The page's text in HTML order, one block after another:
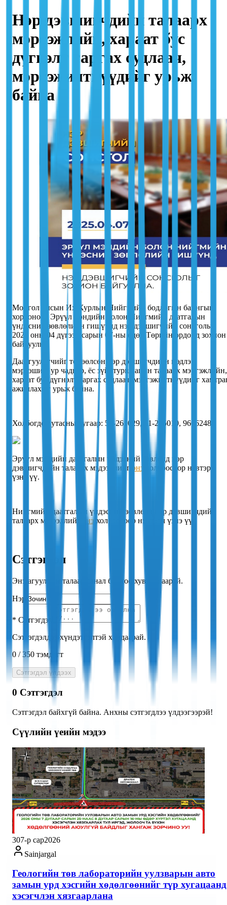
Нэр дэвшигчдийн талаарх
мэргэжлийн, хараат бус
дүгнэлт гаргах судлаач,
мэргэжилтнүүдийг урьж
байна
Монгол Улсын Их Хурлын Нийгмийн бодлогын байнгын
хорооноос Эрүүл мэндийн болон Нийгмийн даатгалын
үндэсний зөвлөлийн гишүүнд нэр дэвшигчийн сонсголыг
2025 оны 04 дүгээр сарын 07-ны өдөр Төрийн ордонд зохион
байгуулна.
Даатгуулагчийг төлөөлсөн нэр дэвшигчдийн мэдлэг,
мэргэшил, ур чадвар, ёс зүй, туршлагын талаарх мэргэжлийн,
хараат бус дүгнэлт гаргах судлаач, мэргэжилтнүүдийг
ажиллахыг урьж байна.
Холбогдох утасны дугаар: 51-261029, 51-265010, 96062488
Эрүүл мэндийн даатгалын үндэсний зөвлөлд нэр
дэвшигчдийн талаарх мэдээллийг энэ
холбоосоор нэвтэрч
үзнэ үү.
Нийгмийн даатгалын үндэсний зөвлөлд нэр дэвшигчдийн
талаарх мэдээллийг
энэ холбоосоор нэвтэрч үзнэ үү.
Сэтгэгдэл
Энэ агуулгын талаар санал бодлоо хуваалцаарай.
Нэр
* Сэтгэгдэл
Сэтгэгдэлдээ хүндэтгэлтэй хандаарай.
0 /350 тэмдэгт
Сэтгэгдэл үлдээх
0 Сэтгэгдэл
Сэтгэгдэл байхгүй байна. Анхны сэтгэгдлээ үлдээгээрэй!
Сүүлийн үеийн мэдээ
307-р сар2026
Sainjargal
Геологийн төв лабораторийн уулзварын авто
замын урд хэсгийн хөдөлгөөнийг түр хугацаанд
хэсэгчлэн хязгаарлана